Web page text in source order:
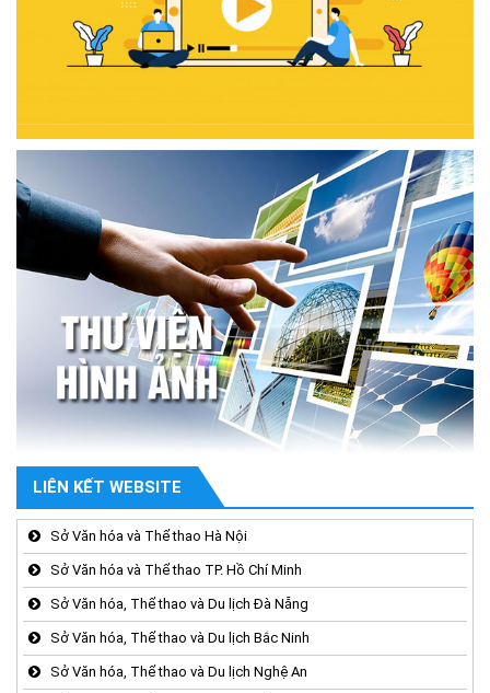
LIÊN KẾT WEBSITE
Sở Văn hóa và Thể thao Hà Nội
Sở Văn hóa và Thể thao TP. Hồ Chí Minh
Sở Văn hóa, Thể thao và Du lịch Đà Nẵng
Sở Văn hóa, Thể thao và Du lịch Bắc Ninh
Sở Văn hóa, Thể thao và Du lịch Nghệ An